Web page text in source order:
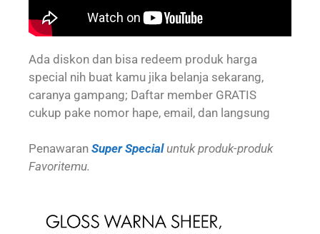
Ada diskon dan bisa redeem produk harga
special nih buat kamu jika belanja sekarang,
caranya gampang; Daftar member GRATIS
cukup pake nomor hape, email, dan langsung
Penawaran Super Specialuntuk produk-produk
Favoritemu.